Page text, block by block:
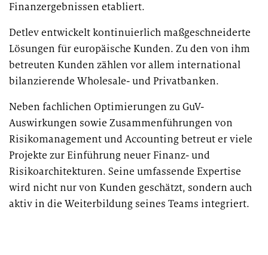
Finanzergebnissen etabliert.
Detlev entwickelt kontinuierlich maßgeschneiderte
Lösungen für europäische Kunden. Zu den von ihm
betreuten Kunden zählen vor allem international
bilanzierende Wholesale- und Privatbanken.
Neben fachlichen Optimierungen zu GuV-
Auswirkungen sowie Zusammenführungen von
Risikomanagement und Accounting betreut er viele
Projekte zur Einführung neuer Finanz- und
Risikoarchitekturen. Seine umfassende Expertise
wird nicht nur von Kunden geschätzt, sondern auch
aktiv in die Weiterbildung seines Teams integriert.